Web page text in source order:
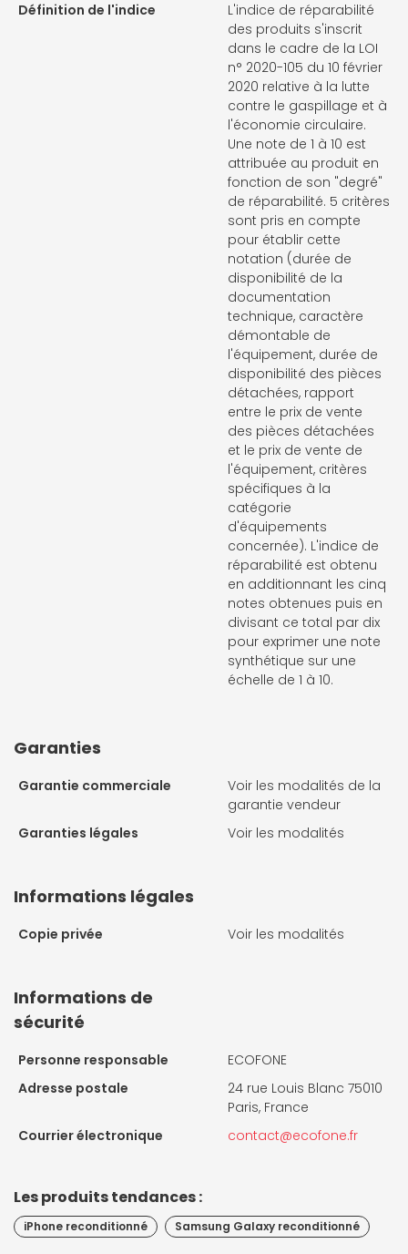
Définition de l'indice
L'indice de réparabilité
des produits s'inscrit
dans le cadre de la LOI
n° 2020-105 du 10 février
2020 relative à la lutte
contre le gaspillage et à
l'économie circulaire.
Une note de 1 à 10 est
attribuée au produit en
fonction de son "degré"
de réparabilité. 5 critères
sont pris en compte
pour établir cette
notation (durée de
disponibilité de la
documentation
technique, caractère
démontable de
l'équipement, durée de
disponibilité des pièces
détachées, rapport
entre le prix de vente
des pièces détachées
et le prix de vente de
l'équipement, critères
spécifiques à la
catégorie
d'équipements
concernée). L'indice de
réparabilité est obtenu
en additionnant les cinq
notes obtenues puis en
divisant ce total par dix
pour exprimer une note
synthétique sur une
échelle de 1 à 10.
Garanties
Garantie commerciale
Voir les modalités de la
garantie vendeur
Garanties légales
Voir les modalités
Informations légales
Copie privée Voir les modalités
Informations de
sécurité
Personne responsable
ECOFONE
Adresse postale
24 rue Louis Blanc 75010
Paris, France
Courrier électronique
contact@ecofone.fr
Les produits tendances :
iPhone reconditionné Samsung Galaxy reconditionné